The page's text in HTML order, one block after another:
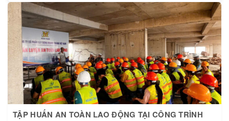
TẬP HUẤN AN TOÀN LAO ĐỘNG TẠI CÔNG TRÌNH